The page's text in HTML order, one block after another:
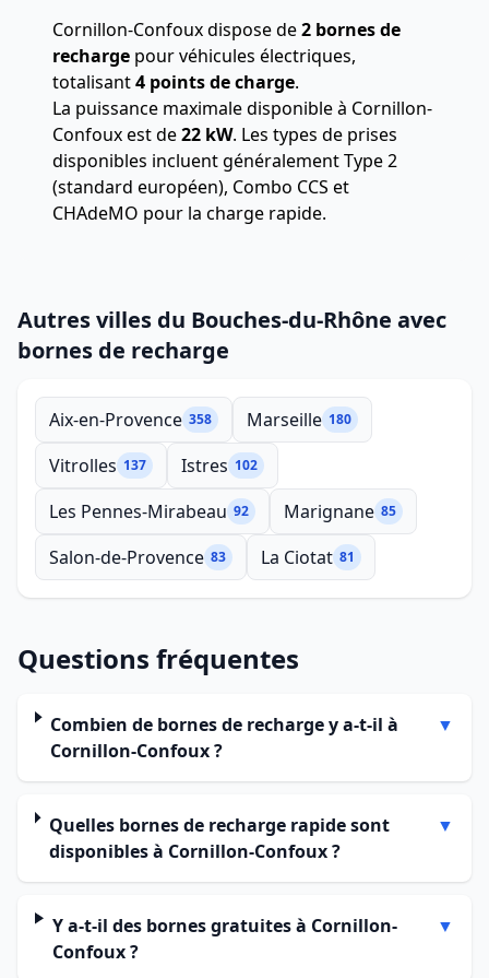
Cornillon-Confoux dispose de2 bornes de
recharge pour véhicules électriques,
totalisant4 points de charge.
La puissance maximale disponible à Cornillon-
Confoux est de22 kW. Les types de prises
disponibles incluent généralement Type 2
(standard européen), Combo CCS et
CHAdeMO pour la charge rapide.
Autres villes du Bouches-du-Rhône avec
bornes de recharge
Aix-en-Provence 358 Marseille 180
Vitrolles 137 Istres 102
Les Pennes-Mirabeau 92 Marignane 85
Salon-de-Provence 83 La Ciotat 81
Questions fréquentes
Combien de bornes de recharge y a-t-il à
Cornillon-Confoux ?
▼
Quelles bornes de recharge rapide sont
disponibles à Cornillon-Confoux ?
▼
Y a-t-il des bornes gratuites à Cornillon-
Confoux ?
▼